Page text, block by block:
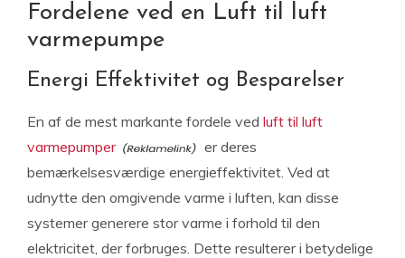
Fordelene ved en Luft til luft
varmepumpe
Energi Effektivitet og Besparelser
En af de mest markante fordele ved luft til luft
varmepumper
er deres
bemærkelsesværdige energieffektivitet. Ved at
udnytte den omgivende varme i luften, kan disse
systemer generere stor varme i forhold til den
elektricitet, der forbruges. Dette resulterer i betydelige